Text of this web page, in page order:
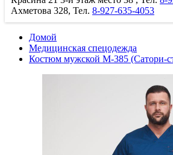
Ахметова 328, Тел. 8-927-635-4053
Домой
Медицинская спецодежда
Костюм мужской М-385 (Сатори-